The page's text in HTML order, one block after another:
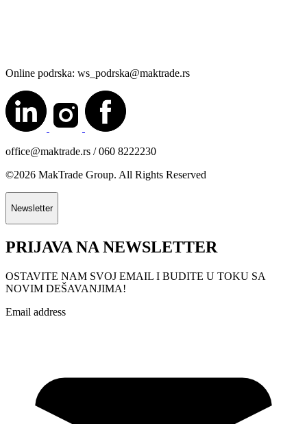
Online podrska: ws_podrska@maktrade.rs
office@maktrade.rs / 060 8222230
©2026 MakTrade Group. All Rights Reserved
Newsletter
PRIJAVA NA NEWSLETTER
OSTAVITE NAM SVOJ EMAIL I BUDITE U TOKU SA
NOVIM DEŠAVANJIMA!
Email address